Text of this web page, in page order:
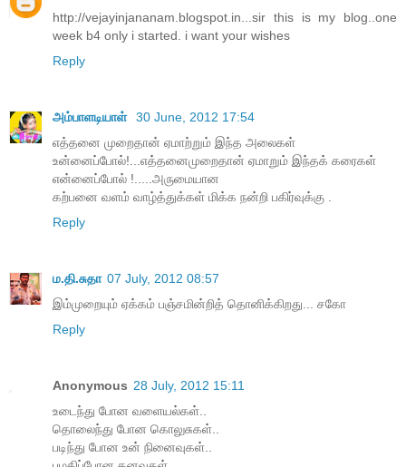
http://vejayinjananam.blogspot.in...sir this is my blog..one
week b4 only i started. i want your wishes
Reply
அம்பாளடியாள் 30 June, 2012 17:54
எத்தனை முறைதான் ஏமாற்றும் இந்த அலைகள்
உன்னைப்போல்!...எத்தனைமுறைதான் ஏமாறும் இந்தக் கரைகள்
என்னைப்போல் !.....அருமையான
கற்பனை வளம் வாழ்த்துக்கள் மிக்க நன்றி பகிர்வுக்கு .
Reply
ம.தி.சுதா 07 July, 2012 08:57
இம்முறையும் ஏக்கம் பஞ்சமின்றித் தொனிக்கிறது... சகோ
Reply
Anonymous 28 July, 2012 15:11
உடைந்து போன வளையல்கள்..
தொலைந்து போன கொலுசுகள்..
படிந்து போன உன் நினைவுகள்..